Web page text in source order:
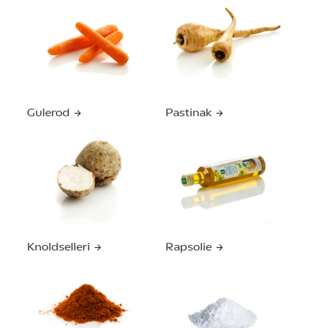
Gulerod Pastinak
Knoldselleri Rapsolie